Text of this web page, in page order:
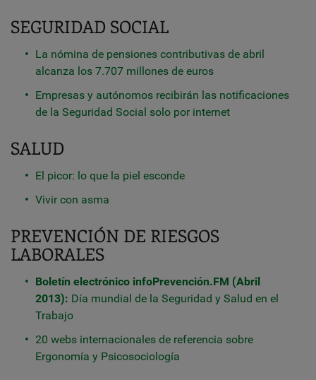
SEGURIDAD SOCIAL
La nómina de pensiones contributivas de abril
alcanza los 7.707 millones de euros
Empresas y autónomos recibirán las notificaciones
de la Seguridad Social solo por internet
SALUD
El picor: lo que la piel esconde
Vivir con asma
PREVENCIÓN DE RIESGOS
LABORALES
Boletín electrónico infoPrevención.FM (Abril
2013): Día mundial de la Seguridad y Salud en el
Trabajo
20 webs internacionales de referencia sobre
Ergonomía y Psicosociología